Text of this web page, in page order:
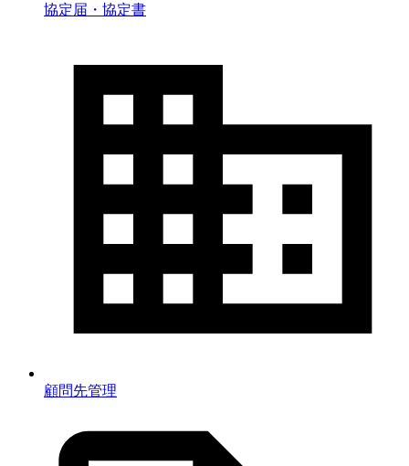
協定届・協定書
顧問先管理